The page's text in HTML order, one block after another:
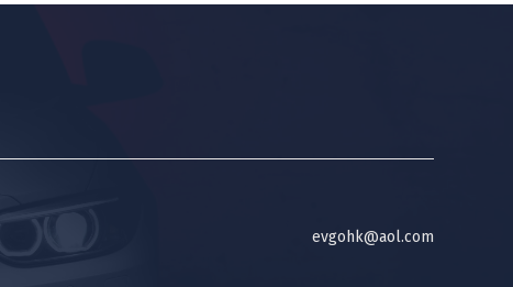
evgohk@aol.com